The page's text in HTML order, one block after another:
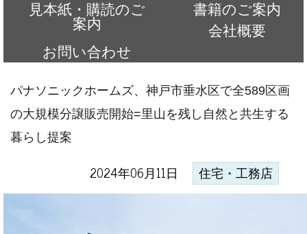
見本紙・購読のご
案内
書籍のご案内
会社概要
お問い合わせ
パナソニックホームズ、神戸市垂水区で全589区画
の大規模分譲販売開始=里山を残し自然と共生する
暮らし提案
2024年06月11日 住宅・工務店